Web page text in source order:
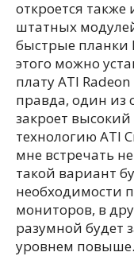
откроется
штатных
быстрые планки
этого можно
плату ATI
правда, один из
закроет
технологию ATI
мне встречать
такой вариант
необходимости
мониторов, в
разумной будет
уровнем повыше.